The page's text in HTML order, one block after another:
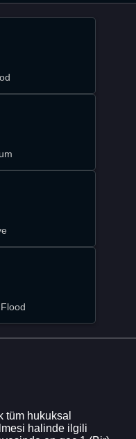
tüm hukuksal
halinde ilgili